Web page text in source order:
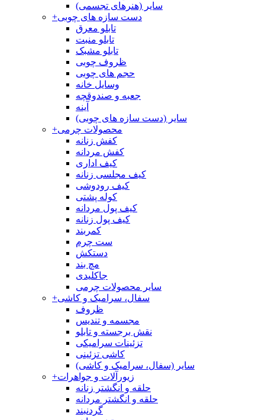
سایر (هنرهای تجسمی)
+دست سازه های چوبی
تابلو معرق
تابلو منبت
تابلو مشبک
ظروف چوبی
حجم های چوبی
وسایل خانه
جعبه و صندوقچه
آینه
سایر (دست سازه های چوبی)
+محصولات چرمی
کفش زنانه
کفش مردانه
کیف اداری
کیف مجلسی زنانه
کیف رودوشی
کوله پشتی
کیف پول مردانه
کیف پول زنانه
کمربند
ست چرم
دستکش
مچ بند
جاکلیدی
سایر محصولات چرمی
+سفال، سرامیک و کاشی
ظروف
مجسمه و تندیس
نقش برجسته و تابلو
تزئینات سرامیکی
کاشی تزئینی
سایر (سفال، سرامیک و کاشی)
+زیورآلات و جواهرات
حلقه و انگشتر زنانه
حلقه و انگشتر مردانه
گردنبند